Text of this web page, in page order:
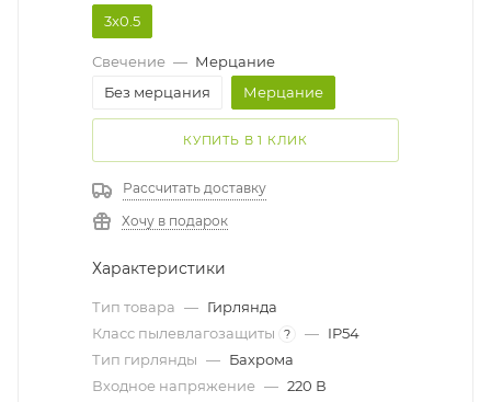
3x0.5
Свечение — Мерцание
Без мерцания
Мерцание
КУПИТЬ В 1 КЛИК
Рассчитать доставку
Хочу в подарок
Характеристики
Тип товара — Гирлянда
Класс пылевлагозащиты
? — IP54
Тип гирлянды — Бахрома
Входное напряжение — 220 В